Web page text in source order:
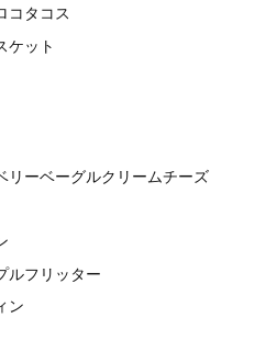
コタコス
ケット
リーベーグルクリームチーズ
ルフリッター
ン